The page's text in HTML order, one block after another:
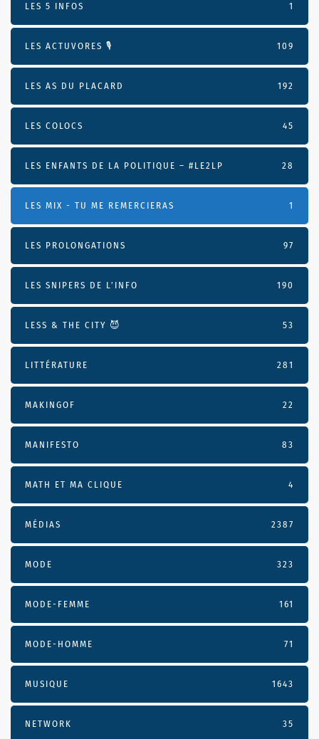
LES 5 INFOS 1
LES ACTUVORES 🎙 109
LES AS DU PLACARD 192
LES COLOCS 45
LES ENFANTS DE LA POLITIQUE – #LE2LP 28
LES MIX - TU ME REMERCIERAS 1
LES PROLONGATIONS 97
LES SNIPERS DE L’INFO 190
LESS & THE CITY 😈 53
LITTÉRATURE 281
MAKINGOF 22
MANIFESTO 83
MATH ET MA CLIQUE 4
MÉDIAS 2387
MODE 323
MODE-FEMME 161
MODE-HOMME 71
MUSIQUE 1643
NETWORK 35